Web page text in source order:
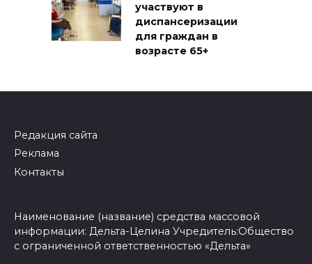
участвуют в
диспансеризации
для граждан в
возрасте 65+
Редакция сайта
Реклама
Контакты
Наименование (название) средства массовой
информации: Дельта-Целина Учредитель:Общество
с ограниченной ответственностью «Дельта»